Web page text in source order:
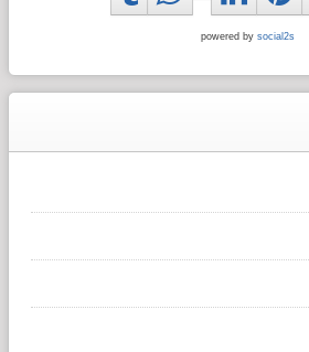
powered by social2s